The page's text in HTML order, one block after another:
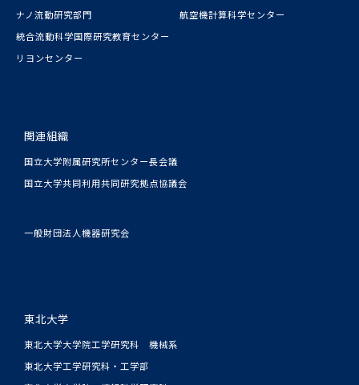
ナノ流動研究部門
統合流動科学国際研究教育センター
リヨンセンター
航空機計算科学センター
関連組織
国立大学附属研究所センター長会議
国立大学共同利用共同研究拠点協議会
一般財団法人機器研究会
東北大学
東北大学大学院工学研究科 機械系
東北大学工学研究科・工学部